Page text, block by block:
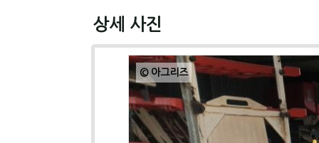
상세 사진
© 아그리즈